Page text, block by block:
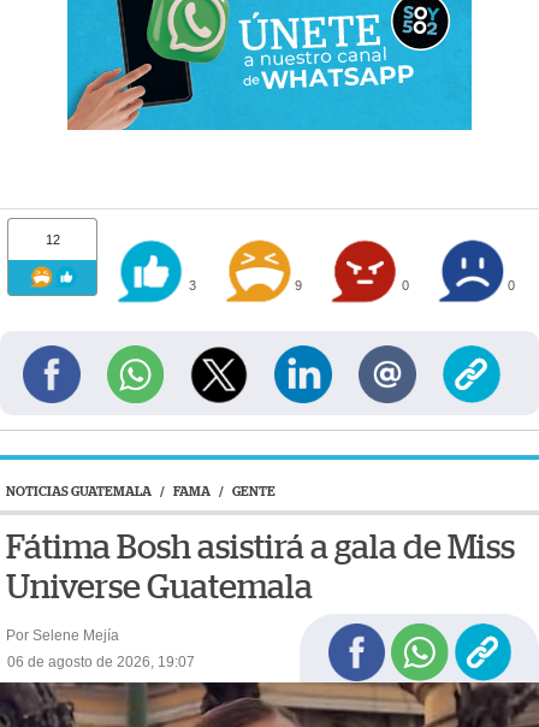
12
3 9 0 0
NOTICIAS GUATEMALA / FAMA / GENTE
Fátima Bosh asistirá a gala de Miss
Universe Guatemala
Por Selene Mejía
06 de agosto de 2026, 19:07